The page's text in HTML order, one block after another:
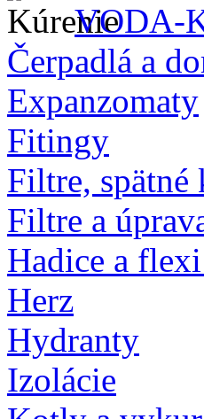
VODA-
Čerpadlá a
Expanzomaty
Fitingy
Filtre, spätné
Filtre a
Hadice a
Herz
Hydranty
Izolácie